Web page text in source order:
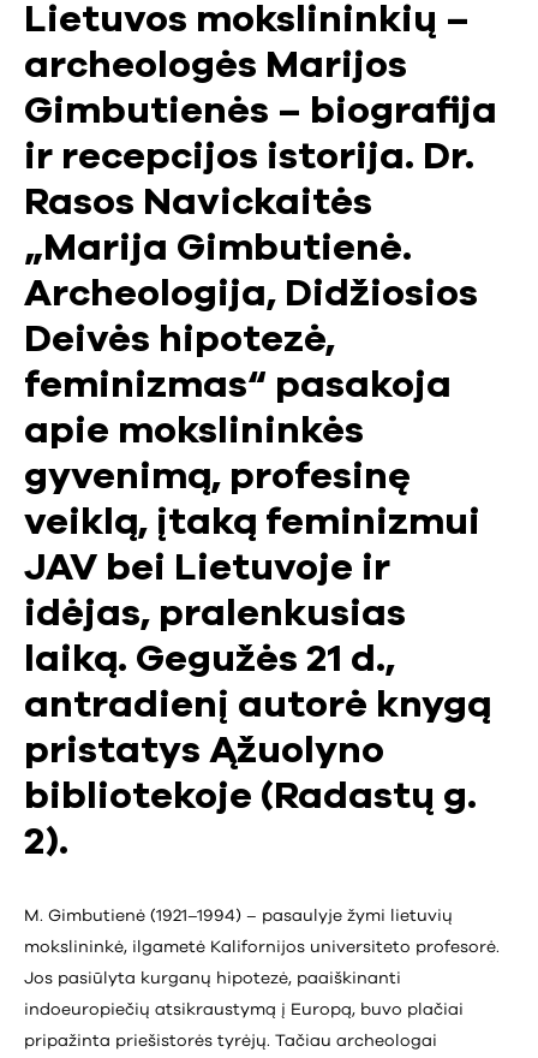
Lietuvos mokslininkių –
archeologės Marijos
Gimbutienės – biografija
ir recepcijos istorija. Dr.
Rasos Navickaitės
„Marija Gimbutienė.
Archeologija, Didžiosios
Deivės hipotezė,
feminizmas“ pasakoja
apie mokslininkės
gyvenimą, profesinę
veiklą, įtaką feminizmui
JAV bei Lietuvoje ir
idėjas, pralenkusias
laiką. Gegužės 21 d.,
antradienį autorė knygą
pristatys Ąžuolyno
bibliotekoje (Radastų g.
2).
M. Gimbutienė (1921–1994) – pasaulyje žymi lietuvių
mokslininkė, ilgametė Kalifornijos universiteto profesorė.
Jos pasiūlyta kurganų hipotezė, paaiškinanti
indoeuropiečių atsikraustymą į Europą, buvo plačiai
pripažinta priešistorės tyrėjų. Tačiau archeologai